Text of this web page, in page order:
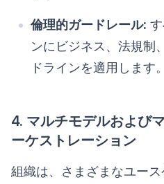
倫理的ガードレール:
ンにビジネス、法規制
ドラインを適用します。
4. マルチモデルおよび
ーケストレーション
組織は、さまざまなユー